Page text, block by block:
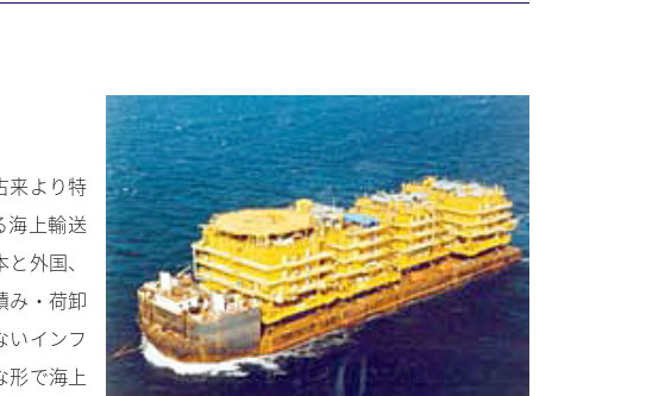
来より特
海上輸送
外国、
み・荷卸
いインフ
形で海上